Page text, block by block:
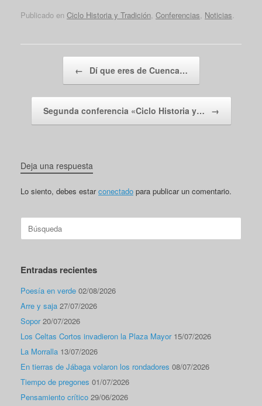
Publicado en Ciclo Historia y Tradición Conferencias Noticias
← Dí que eres de Cuenca…
Segunda conferencia «Ciclo Historia y… →
Deja una respuesta
Lo siento, debes estarconectado para publicar un comentario.
Buscar:
Entradas recientes
Poesía en verde 02/08/2026
Arre y saja 27/07/2026
Sopor 20/07/2026
Los Celtas Cortos invadieron la Plaza Mayor 15/07/2026
La Morralla 13/07/2026
En tierras de Jábaga volaron los rondadores 08/07/2026
Tiempo de pregones 01/07/2026
Pensamiento crítico 29/06/2026